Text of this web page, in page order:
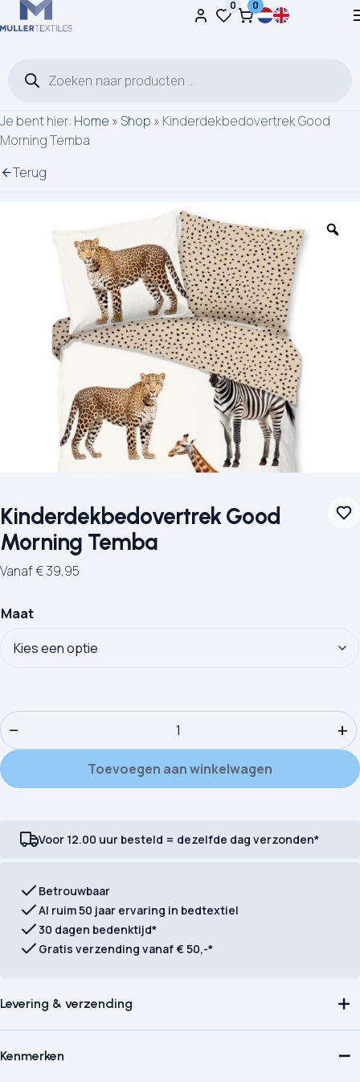
Ga naar de inhoud 0 0
Je bent hier: Home » Shop » Kinderdekbedovertrek Good
Morning Temba
Terug
Kinderdekbedovertrek Good
Morning Temba
Vanaf€39,95
Maat
Kinderdekbedovertrek Good Morning Temba aantal
− +
Toevoegen aan winkelwagen
Voor 12.00 uur besteld = dezelfde dag verzonden*
Betrouwbaar
Al ruim 50 jaar ervaring in bedtextiel
30 dagen bedenktijd*
Gratis verzending vanaf € 50,-*
Levering & verzending
Kenmerken